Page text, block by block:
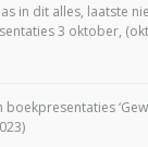
in dit alles, laatste
3 oktober,
boekpresentaties